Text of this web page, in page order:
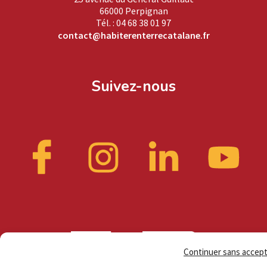
Continuer sans
66000 Perpignan
Tél. : 04 68 38 01 97
contact@habiterenterrecatalane.fr
Suivez-nous